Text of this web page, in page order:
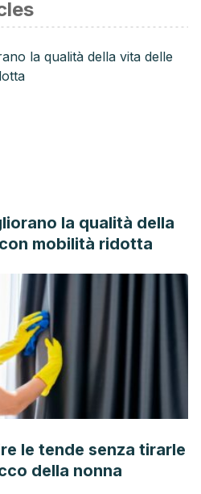
la qualità della
mobilità ridotta
le tende senza tirarle
della nonna